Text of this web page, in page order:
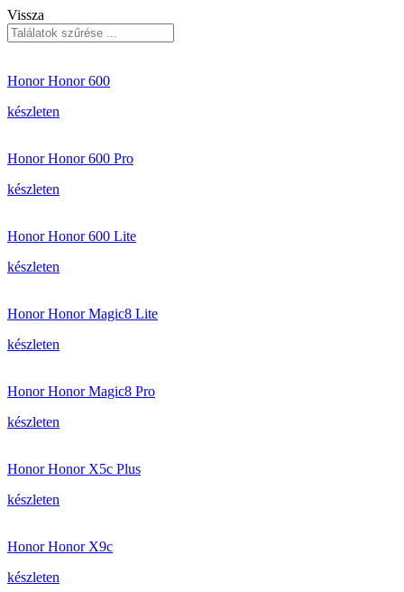
Vissza
Honor Honor 600
készleten
Honor Honor 600 Pro
készleten
Honor Honor 600 Lite
készleten
Honor Honor Magic8 Lite
készleten
Honor Honor Magic8 Pro
készleten
Honor Honor X5c Plus
készleten
Honor Honor X9c
készleten